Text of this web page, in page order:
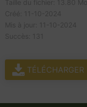
TÉLÉCHARGER